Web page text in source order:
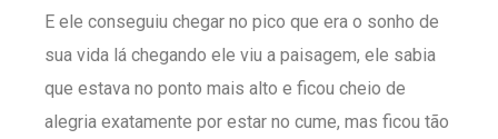
E ele conseguiu chegar no pico que era o sonho de
sua vida lá chegando ele viu a paisagem, ele sabia
que estava no ponto mais alto e ficou cheio de
alegria exatamente por estar no cume, mas ficou tão